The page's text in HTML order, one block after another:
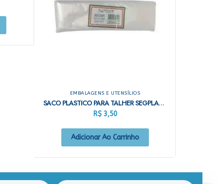
EMBALAGENS E UTENSÍLIOS
SACO PLASTICO PARA TALHER SEGPLAST 6X23 C/100
R$3,50
Adicionar Ao Carrinho